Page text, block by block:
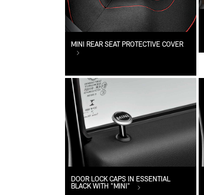
MINI REAR SEAT PROTECTIVE COVER
DOOR LOCK CAPS IN ESSENTIAL
BLACK WITH "MINI"